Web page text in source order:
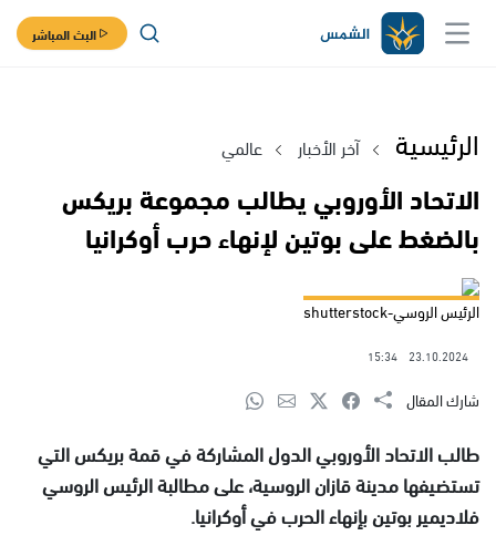
البث المباشر
الرئيسية آخر الأخبار عالمي
الاتحاد الأوروبي يطالب مجموعة بريكس
بالضغط على بوتين لإنهاء حرب أوكرانيا
الرئيس الروسي-shutterstock
23.10.2024
15:34
شارك المقال
طالب الاتحاد الأوروبي الدول المشاركة في قمة بريكس التي
تستضيفها مدينة قازان الروسية، على مطالبة الرئيس الروسي
فلاديمير بوتين بإنهاء الحرب في أوكرانيا.